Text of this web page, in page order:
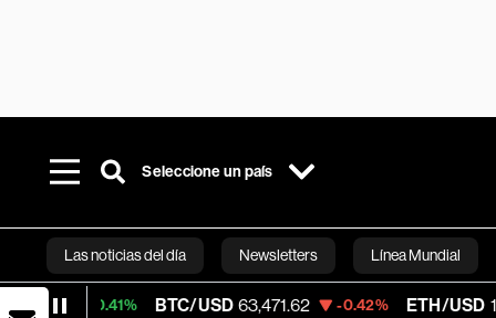
Seleccione un país
Las noticias del día Newsletters Línea Mundial
Bloomberg
BTC/USD 63,471.62 -0.42% ETH/USD 1,855.065